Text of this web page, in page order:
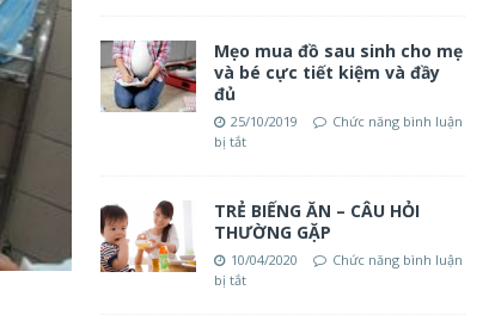
Mẹo mua đồ sau sinh cho mẹ
và bé cực tiết kiệm và đầy
đủ
25/10/2019
Chức năng bình luận
bị tắt
TRẺ BIẾNG ĂN – CÂU HỎI
THƯỜNG GẶP
10/04/2020
Chức năng bình luận
bị tắt